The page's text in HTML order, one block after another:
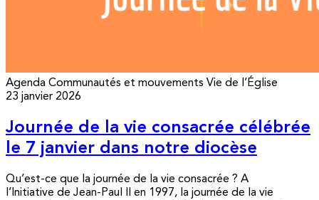
Agenda Communautés et mouvements Vie de l’Église
23 janvier 2026
Journée de la vie consacrée célébrée
le 7 janvier dans notre diocèse
Qu’est-ce que la journée de la vie consacrée ? A
l’Initiative de Jean-Paul II en 1997, la journée de la vie